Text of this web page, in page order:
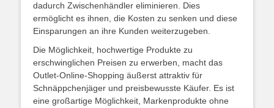
dadurch Zwischenhändler eliminieren. Dies
ermöglicht es ihnen, die Kosten zu senken und diese
Einsparungen an ihre Kunden weiterzugeben.
Die Möglichkeit, hochwertige Produkte zu
erschwinglichen Preisen zu erwerben, macht das
Outlet-Online-Shopping äußerst attraktiv für
Schnäppchenjäger und preisbewusste Käufer. Es ist
eine großartige Möglichkeit, Markenprodukte ohne